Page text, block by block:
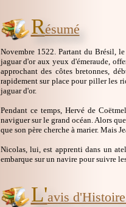
Résumé
Novembre 1522. Partant du Brésil,
jaguar d'or aux yeux d'émeraude,
approchant des côtes bretonnes,
rapidement sur place pour piller les
jaguar d'or.
Pendant ce temps, Hervé de
naviguer sur le grand océan. Alors
que son père cherche à marier. Mais
Nicolas, lui, est apprenti dans un
embarque sur un navire pour suivre
L'avis